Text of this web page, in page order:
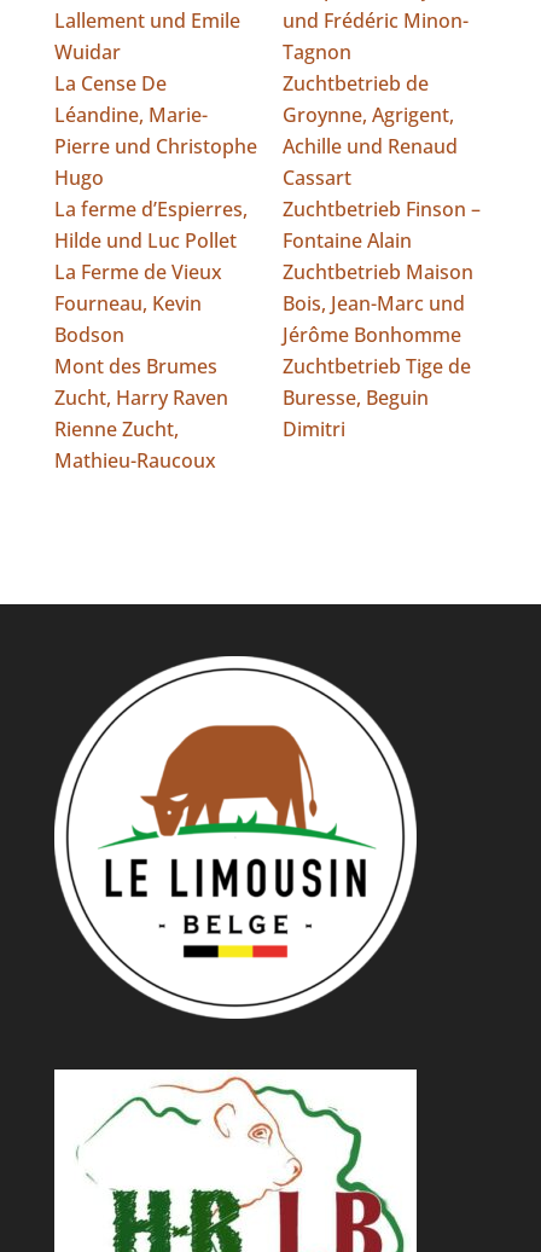
Lallement und Emile
Wuidar
La Cense De
Léandine, Marie-
Pierre und Christophe
Hugo
La ferme d’Espierres,
Hilde und Luc Pollet
La Ferme de Vieux
Fourneau, Kevin
Bodson
Mont des Brumes
Zucht, Harry Raven
Rienne Zucht,
Mathieu-Raucoux
und Frédéric Minon-
Tagnon
Zuchtbetrieb de
Groynne, Agrigent,
Achille und Renaud
Cassart
Zuchtbetrieb Finson –
Fontaine Alain
Zuchtbetrieb Maison
Bois, Jean-Marc und
Jérôme Bonhomme
Zuchtbetrieb Tige de
Buresse, Beguin
Dimitri